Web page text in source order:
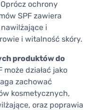
Oprócz ochrony
SPF zawiera
i
i witalność skóry.
produktów do
może działać jako
zachować
kosmetycznych,
oraz poprawia